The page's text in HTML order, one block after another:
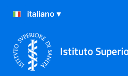
Istituto